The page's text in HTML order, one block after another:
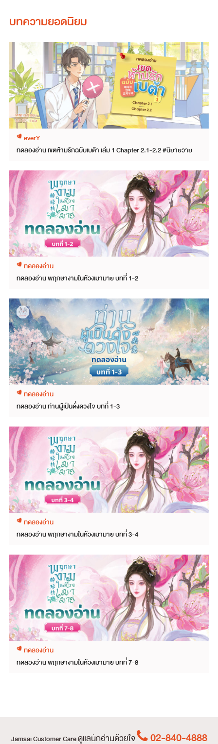
บทความยอดนิยม
everY
ทดลองอ่าน เขตห้ามรักฉบับเบต้า เล่ม 1 Chapter 2.1-2.2 #นิยายวาย
ทดลองอ่าน
ทดลองอ่าน พฤกษางามในห้วงเมามาย บทที่ 1-2
ทดลองอ่าน
ทดลองอ่าน ท่านผู้เป็นดั่งดวงใจ บทที่ 1-3
ทดลองอ่าน
ทดลองอ่าน พฤกษางามในห้วงเมามาย บทที่ 3-4
ทดลองอ่าน
ทดลองอ่าน พฤกษางามในห้วงเมามาย บทที่ 7-8
Jamsai Customer Careดูแลนักอ่านด้วยใจ 02-840-4888